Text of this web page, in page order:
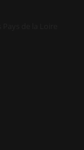
DES PAYS DE